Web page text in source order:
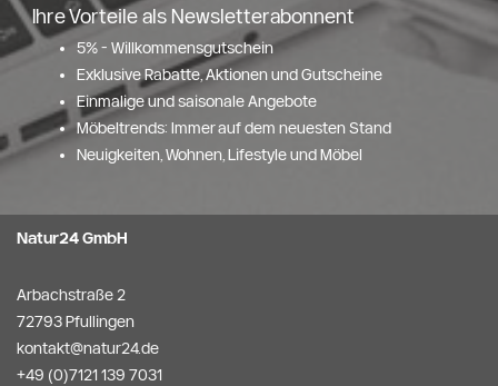
Ihre Vorteile als Newsletterabonnent
5% - Willkommensgutschein
Exklusive Rabatte, Aktionen und Gutscheine
Einmalige und saisonale Angebote
Möbeltrends: Immer auf dem neuesten Stand
Neuigkeiten, Wohnen, Lifestyle und Möbel
Natur24 GmbH
Arbachstraße 2
72793 Pfullingen
kontakt@natur24.de
+49 (0)7121 139 7031